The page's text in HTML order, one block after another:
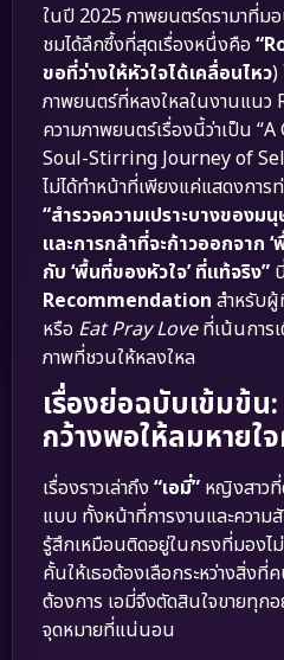
ในปี 2025 ภาพยนตร์ดรามาที่ม
ชมได้ลึกซึ้งที่สุดเรื่องหนึ่งคือ
ขอที่ว่างให้หัวใจได้เคลื่อนไหว)
ภาพยนตร์ที่หลงใหลในงานแน
ความภาพยนตร์เรื่องนี้ว่าเป็น
Soul-Stirring Journey of
ไม่ได้ทำหน้าที่เพียงแค่แสดงการ
“สำรวจความเปราะบางของ
และการกล้าที่จะก้าวออกจาก
กับ ‘พื้นที่ของหัวใจ’ ที่แท้จริง”
Recommendation สำหรับ
หรือ Eat Pray Loveที่เน้นการเ
ภาพที่ชวนให้หลงใหล
เรื่องย่อฉบับเข้มข้น:
กว้างพอให้ลมหายใ
เรื่องราวเล่าถึง “เอมี่” หญิงสาว
แบบ ทั้งหน้าที่การงานและควา
รู้สึกเหมือนติดอยู่ในกรงที่มองไ
คั้นให้เธอต้องเลือกระหว่างสิ่ง
ต้องการ เอมี่จึงตัดสินใจขายทุก
จุดหมายที่แน่นอน